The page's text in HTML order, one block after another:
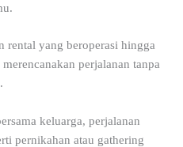
rental yang beroperasi hingga
perjalanan tanpa
keluarga, perjalanan
pernikahan atau gathering